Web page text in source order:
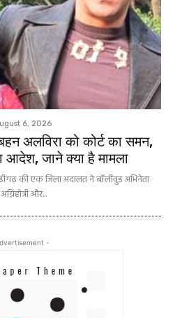
6, 2026
अलविरा को कोर्ट का समन,
जाने क्या है मामला
की एक जिला अदालत ने बॉलीवुड अभिनेता
और...
-